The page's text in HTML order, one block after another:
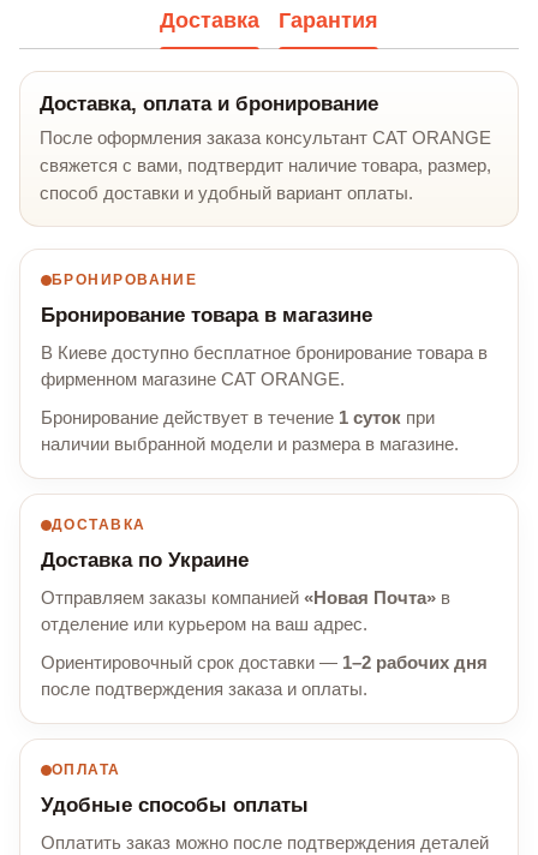
Доставка Гарантия
Доставка, оплата и бронирование
После оформления заказа консультант CAT ORANGE
свяжется с вами, подтвердит наличие товара, размер,
способ доставки и удобный вариант оплаты.
БРОНИРОВАНИЕ
Бронирование товара в магазине
В Киеве доступно бесплатное бронирование товара в
фирменном магазине CAT ORANGE.
Бронирование действует в течение 1 суток при
наличии выбранной модели и размера в магазине.
ДОСТАВКА
Доставка по Украине
Отправляем заказы компанией «Новая Почта» в
отделение или курьером на ваш адрес.
Ориентировочный срок доставки — 1–2 рабочих дня
после подтверждения заказа и оплаты.
ОПЛАТА
Удобные способы оплаты
Оплатить заказ можно после подтверждения деталей